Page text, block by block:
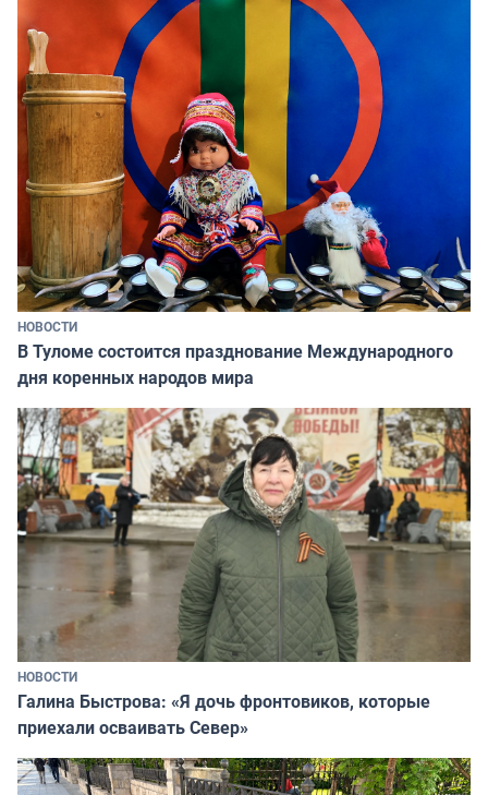
НОВОСТИ
В Туломе состоится празднование Международного
дня коренных народов мира
НОВОСТИ
Галина Быстрова: «Я дочь фронтовиков, которые
приехали осваивать Север»